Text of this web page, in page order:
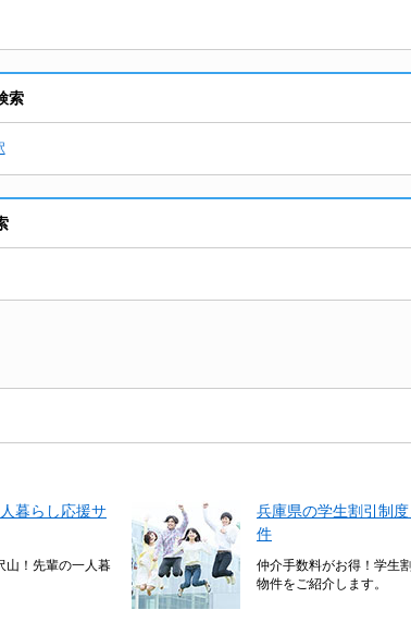
索
暮らし応援サ
山！先輩の一人暮
兵庫県の学生割引制
件
仲介手数料がお得！学生
物件をご紹介します。